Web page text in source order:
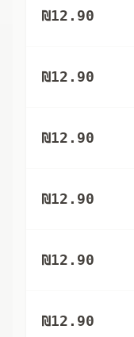
₪12.90
₪12.90
₪12.90
₪12.90
₪12.90
₪12.90